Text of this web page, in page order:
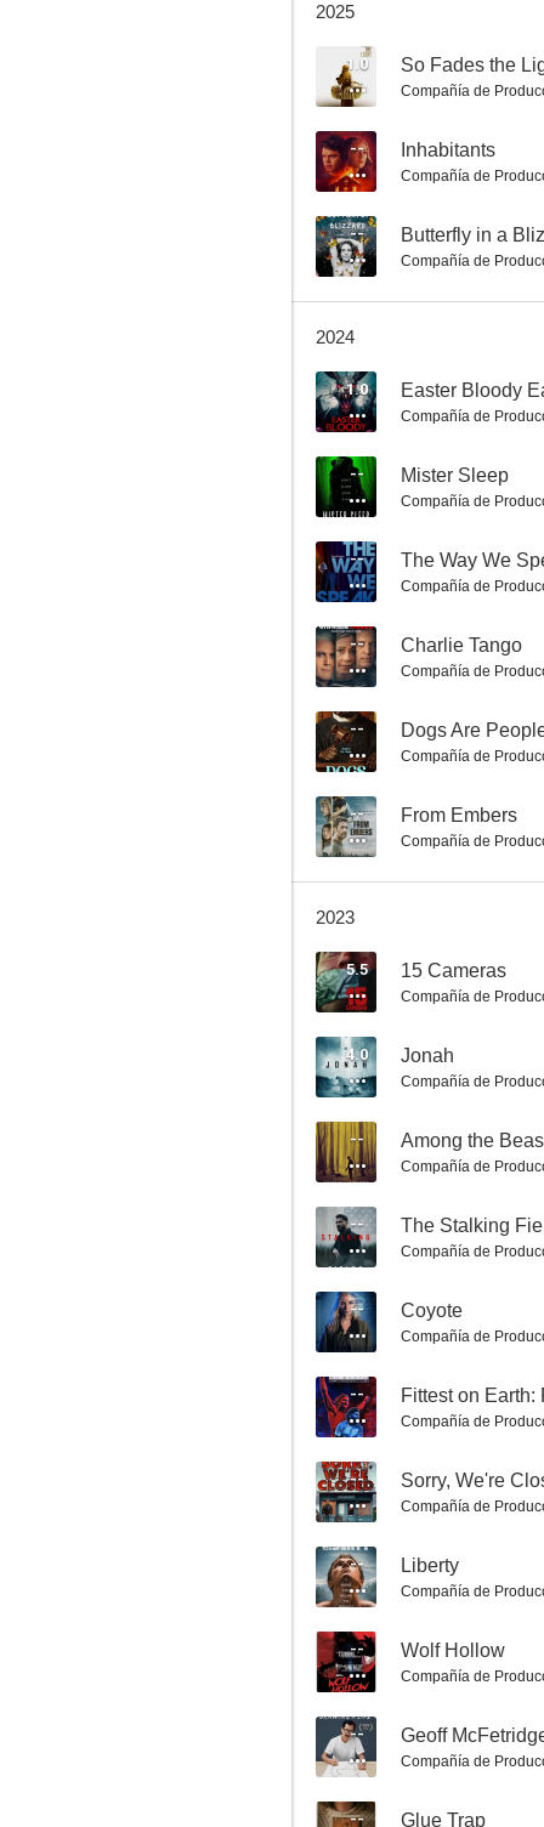
7.0
Blackbear
After Porn Ends 3
Donde tú estés
Un nuevo amanecer
5.7
Un romance inesperado
2025
1.0 So Fades the
Compañía de
-- Inhabitants
Compañía de
-- Butterfly in a
Compañía de
2024
1.0 Easter Bloody
Compañía de
-- Mister Sleep
Compañía de
-- The Way We
Compañía de
-- Charlie Tango
Compañía de
-- Dogs Are
Compañía de
-- From Embers
Compañía de
2023
5.5 15 Cameras
Compañía de
4.0 Jonah
Compañía de
-- Among the
Compañía de
-- The Stalking
Compañía de
-- Coyote
Compañía de
-- Fittest on Earth:
Compañía de
-- Sorry, We're
Compañía de
-- Liberty
Compañía de
-- Wolf Hollow
Compañía de
-- Geoff
Compañía de
-- Glue Trap